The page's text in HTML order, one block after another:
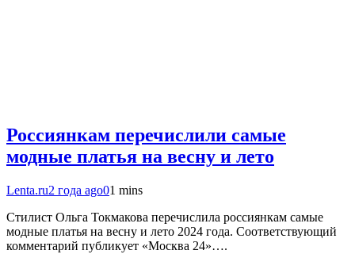
Россиянкам перечислили самые
модные платья на весну и лето
Lenta.ru2 года ago01 mins
Стилист Ольга Токмакова перечислила россиянкам самые
модные платья на весну и лето 2024 года. Соответствующий
комментарий публикует «Москва 24»….